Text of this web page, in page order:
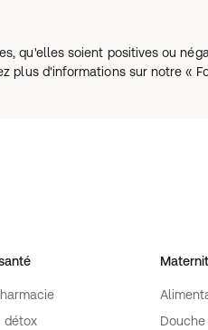
qu'elles soient positives ou
d'informations sur notre «
détox